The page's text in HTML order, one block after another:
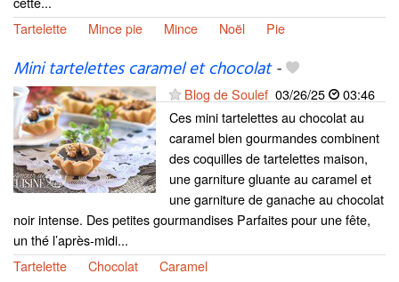
Tartelette
Mince pie Mince Noël Pie
Mini tartelettes caramel et chocolat-
Blog de Soulef 03/26/25
03:46
Ces mini tartelettes au chocolat au
caramel bien gourmandes combinent
des coquilles de tartelettes maison,
une garniture gluante au caramel et
une garniture de ganache au chocolat
noir intense. Des petites gourmandises Parfaites pour une fête,
un thé l’après-midi...
Tartelette
Chocolat Caramel